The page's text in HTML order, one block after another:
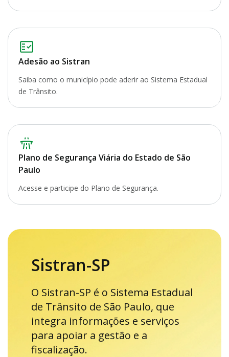
Adesão ao Sistran
Saiba como o município pode aderir ao Sistema Estadual
de Trânsito.
Plano de Segurança Viária do Estado de São
Paulo
Acesse e participe do Plano de Segurança.
Sistran-SP
O Sistran-SP é o Sistema Estadual
de Trânsito de São Paulo, que
integra informações e serviços
para apoiar a gestão e a
fiscalização.